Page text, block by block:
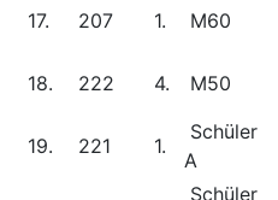
17.
207 1. M60
18. 222 4. M50
19. 221 1.
Schüler
A
Schüler